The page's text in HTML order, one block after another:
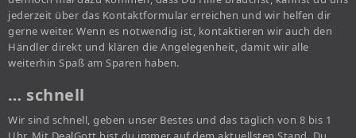
jederzeit über das Kontaktformular erreichen und wir helfen dir
gerne weiter. Wenn es notwendig ist, kontaktieren wir auch den
Händler direkt und klären die Angelegenheit, damit wir alle
weiterhin Spaß am Sparen haben.
… schnell
Wir sind schnell, geben unser Bestes und das täglich von 8 bis 1